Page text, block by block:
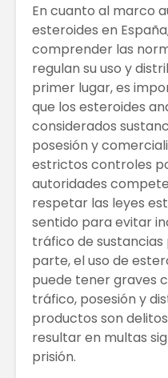
En cuanto al marco
esteroides en
comprender las
regulan su uso y
primer lugar, es
que los esteroides
considerados
posesión y
estrictos controles
autoridades
respetar las leyes
sentido para evitar
tráfico de
parte, el uso de
puede tener graves
tráfico, posesión y
productos son
resultar en multas
prisión.